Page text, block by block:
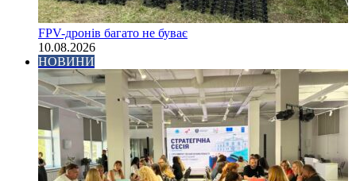
FPV-дронів багато не буває
10.08.2026
НОВИНИ